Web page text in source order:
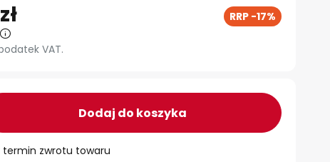
RRP -17%
VAT.
Dodaj do koszyka
zwrotu towaru